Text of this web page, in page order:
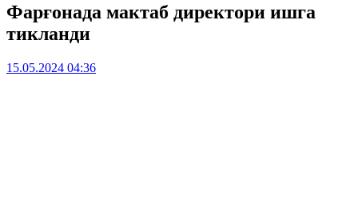
Фарғонада мактаб директори ишга
тикланди
15.05.2024 04:36